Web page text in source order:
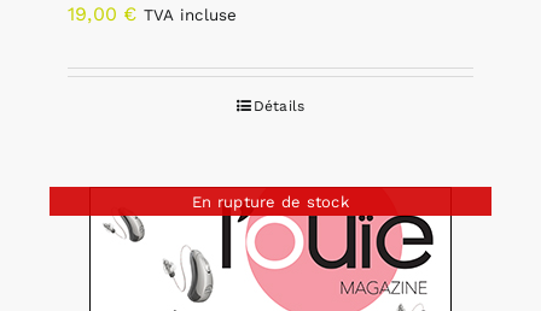
19,00 € TVA incluse
Détails
En rupture de stock